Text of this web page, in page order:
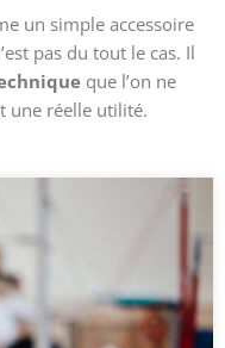
un simple accessoire
pas du tout le cas. Il
que l’on ne
une réelle utilité.